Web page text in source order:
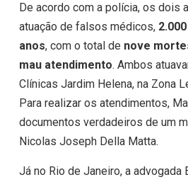
De acordo com a polícia, os dois
atuação de falsos médicos,
anos, com o total de nove
mau atendimento. Ambos
Clínicas Jardim Helena, na Zona
Para realizar os atendimentos,
documentos verdadeiros de um
Nicolas Joseph Della Matta.
Já no Rio de Janeiro, a advogada